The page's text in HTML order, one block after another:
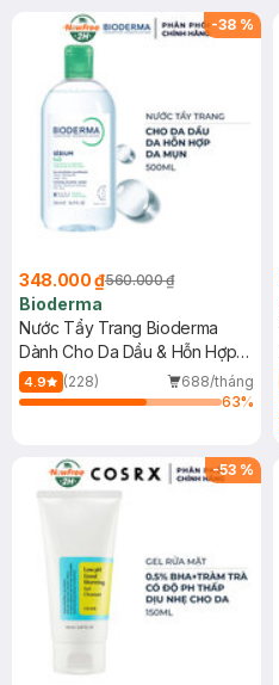
-38 %
348.000 ₫560.000 ₫
Bioderma
Nước Tẩy Trang Bioderma
Dành Cho Da Dầu & Hỗn Hợp
500ml
4.9 (228)
688/tháng
63%
-53 %